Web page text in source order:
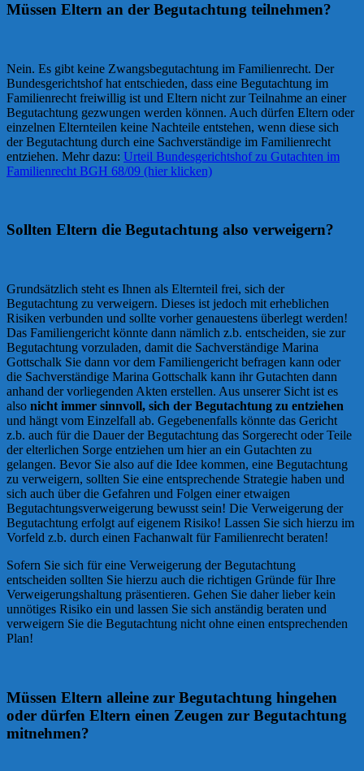
Müssen Eltern an der Begutachtung teilnehmen?
Nein. Es gibt keine Zwangsbegutachtung im Familienrecht. Der
Bundesgerichtshof hat entschieden, dass eine Begutachtung im
Familienrecht freiwillig ist und Eltern nicht zur Teilnahme an einer
Begutachtung gezwungen werden können. Auch dürfen Eltern oder
einzelnen Elternteilen keine Nachteile entstehen, wenn diese sich
der Begutachtung durch eine Sachverständige im Familienrecht
entziehen. Mehr dazu: Urteil Bundesgerichtshof zu Gutachten im
Familienrecht BGH 68/09 (hier klicken)
Sollten Eltern die Begutachtung also verweigern?
Grundsätzlich steht es Ihnen als Elternteil frei, sich der
Begutachtung zu verweigern. Dieses ist jedoch mit erheblichen
Risiken verbunden und sollte vorher genauestens überlegt werden!
Das Familiengericht könnte dann nämlich z.b. entscheiden, sie zur
Begutachtung vorzuladen, damit die Sachverständige Marina
Gottschalk Sie dann vor dem Familiengericht befragen kann oder
die Sachverständige Marina Gottschalk kann ihr Gutachten dann
anhand der vorliegenden Akten erstellen. Aus unserer Sicht ist es
also nicht immer sinnvoll, sich der Begutachtung zu entziehen
und hängt vom Einzelfall ab. Gegebenenfalls könnte das Gericht
z.b. auch für die Dauer der Begutachtung das Sorgerecht oder Teile
der elterlichen Sorge entziehen um hier an ein Gutachten zu
gelangen. Bevor Sie also auf die Idee kommen, eine Begutachtung
zu verweigern, sollten Sie eine entsprechende Strategie haben und
sich auch über die Gefahren und Folgen einer etwaigen
Begutachtungsverweigerung bewusst sein! Die Verweigerung der
Begutachtung erfolgt auf eigenem Risiko! Lassen Sie sich hierzu im
Vorfeld z.b. durch einen Fachanwalt für Familienrecht beraten!
Sofern Sie sich für eine Verweigerung der Begutachtung
entscheiden sollten Sie hierzu auch die richtigen Gründe für Ihre
Verweigerungshaltung präsentieren. Gehen Sie daher lieber kein
unnötiges Risiko ein und lassen Sie sich anständig beraten und
verweigern Sie die Begutachtung nicht ohne einen entsprechenden
Plan!
Müssen Eltern alleine zur Begutachtung hingehen
oder dürfen Eltern einen Zeugen zur Begutachtung
mitnehmen?